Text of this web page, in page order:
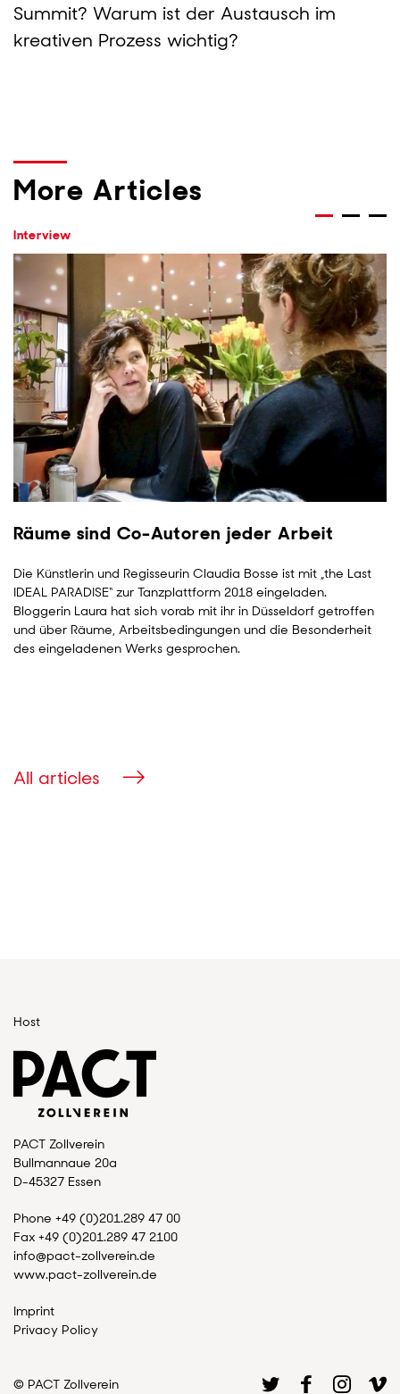
Summit? Warum ist der Austausch im
kreativen Prozess wichtig?
More Articles
Interview
Räume sind Co-Autoren jeder Arbeit
Die Künstlerin und Regisseurin Claudia Bosse ist mit „the Last
IDEAL PARADISE“ zur Tanzplattform 2018 eingeladen.
Bloggerin Laura hat sich vorab mit ihr in Düsseldorf getroffen
und über Räume, Arbeitsbedingungen und die Besonderheit
des eingeladenen Werks gesprochen.
All articles
Host
PACT Zollverein
Bullmannaue 20a
D-45327 Essen
Phone +49 (0)201.289 47 00
Fax +49 (0)201.289 47 2100
info@pact-zollverein.de
www.pact-zollverein.de
Imprint
Privacy Policy
© PACT Zollverein